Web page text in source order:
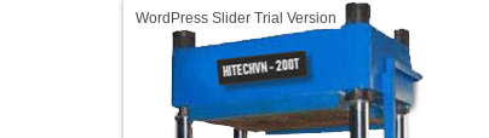
WordPress Slider Trial Version